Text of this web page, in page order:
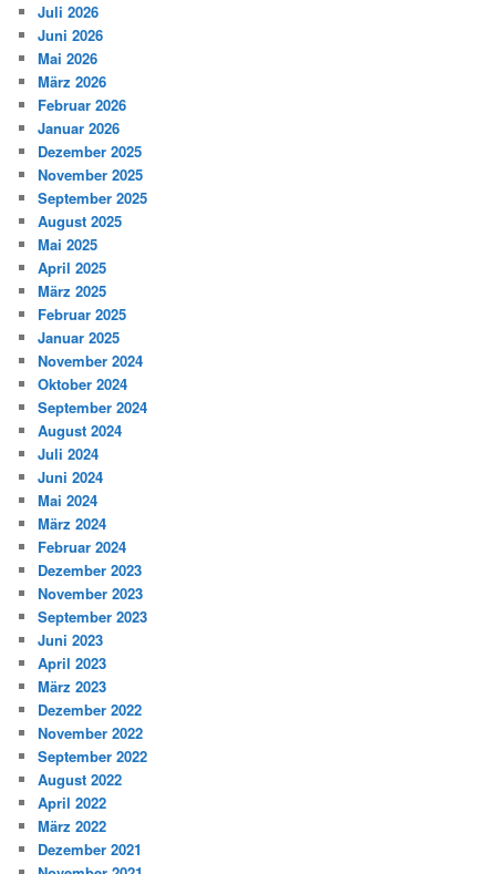
Juli 2026
Juni 2026
Mai 2026
März 2026
Februar 2026
Januar 2026
Dezember 2025
November 2025
September 2025
August 2025
Mai 2025
April 2025
März 2025
Februar 2025
Januar 2025
November 2024
Oktober 2024
September 2024
August 2024
Juli 2024
Juni 2024
Mai 2024
März 2024
Februar 2024
Dezember 2023
November 2023
September 2023
Juni 2023
April 2023
März 2023
Dezember 2022
November 2022
September 2022
August 2022
April 2022
März 2022
Dezember 2021